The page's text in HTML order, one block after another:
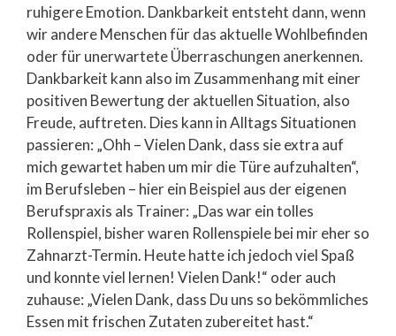
ruhigere Emotion. Dankbarkeit entsteht dann, wenn
wir andere Menschen für das aktuelle Wohlbefinden
oder für unerwartete Überraschungen anerkennen.
Dankbarkeit kann also im Zusammenhang mit einer
positiven Bewertung der aktuellen Situation, also
Freude, auftreten. Dies kann in Alltags Situationen
passieren: „Ohh – Vielen Dank, dass sie extra auf
mich gewartet haben um mir die Türe aufzuhalten“,
im Berufsleben – hier ein Beispiel aus der eigenen
Berufspraxis als Trainer: „Das war ein tolles
Rollenspiel, bisher waren Rollenspiele bei mir eher so
Zahnarzt-Termin. Heute hatte ich jedoch viel Spaß
und konnte viel lernen! Vielen Dank!“ oder auch
zuhause: „Vielen Dank, dass Du uns so bekömmliches
Essen mit frischen Zutaten zubereitet hast.“